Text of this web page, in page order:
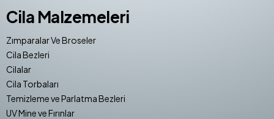
Cila Malzemeleri
Zımparalar Ve Broseler
Cila Bezleri
Cilalar
Cila Torbaları
Temizleme ve Parlatma Bezleri
UV Mine ve Fırınlar